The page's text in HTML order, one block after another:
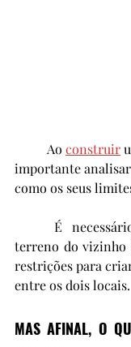
	Ao
construir
importante
como os seus
terreno do vizinho
restrições para
entre os dois locais.
MAS AFINAL, O